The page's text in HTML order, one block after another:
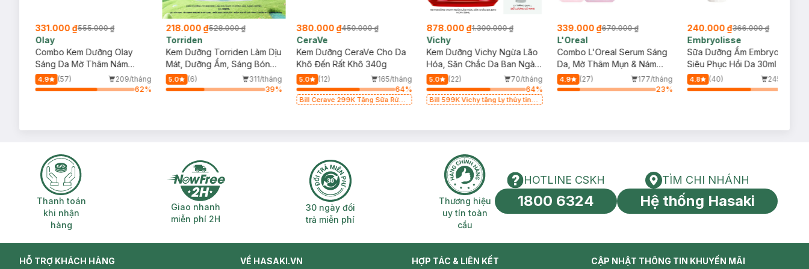
331.000 ₫555.000 ₫
Olay
Combo Kem Dưỡng Olay
Sáng Da Mờ Thâm Nám
Ngày Và Đêm 50gx2
4.9 (57)
209/tháng
62%
218.000 ₫528.000 ₫
Torriden
Kem Dưỡng Torriden Làm Dịu
Mát, Dưỡng Ẩm, Sáng Bóng
Da 100ml
5.0 (6)
311/tháng
39%
380.000 ₫450.000 ₫
CeraVe
Kem Dưỡng CeraVe Cho Da
Khô Đến Rất Khô 340g
5.0 (12)
165/tháng
64%
Bill Cerave 299K Tặng Sữa Rửa
878.000 ₫1.300.000 ₫
Vichy
Kem Dưỡng Vichy Ngừa Lão
Hóa, Săn Chắc Da Ban Ngày
50ml
5.0 (22)
70/tháng
64%
Bill 599K Vichy tặng Ly thủy tinh
339.000 ₫679.000 ₫
L'Oreal
Combo L'Oreal Serum Sáng
Da, Mờ Thâm Mụn & Nám
30ml + 2 Kem Dưỡng Mờ
Thâm Nám Ban Ngày 15ml
4.9 (27)
177/tháng
23%
240.000 ₫366.000 ₫
Embryolisse
Sữa Dưỡng Ẩm Embryolisse
Siêu Phục Hồi Da 30ml
4.8 (40)
245/tháng
Thanh toán khi nhận hàng
Thanh toán
khi nhận
hàng
Giao nhanh miễn phí 2H
Giao nhanh
miễn phí 2H
30 ngày đổi trả miễn phí
30 ngày đổi
trả miễn phí
Thương hiệu uy tín toàn cầu
Thương hiệu
uy tín toàn
cầu
HOTLINE CSKH
HOTLINE CSKH
1800 6324
Tìm chi nhánh
TÌM CHI NHÁNH
Hệ thống Hasaki
HỖ TRỢ KHÁCH HÀNG VỀ HASAKI.VN HỢP TÁC & LIÊN KẾT CẬP NHẬT THÔNG TIN KHUYẾN MÃI